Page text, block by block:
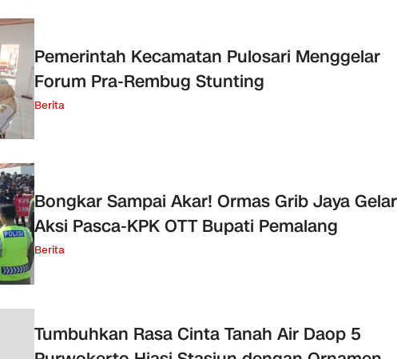
Pemerintah Kecamatan Pulosari Menggelar
Forum Pra-Rembug Stunting
Berita
Bongkar Sampai Akar! Ormas Grib Jaya Gelar
Aksi Pasca-KPK OTT Bupati Pemalang
Berita
Tumbuhkan Rasa Cinta Tanah Air Daop 5